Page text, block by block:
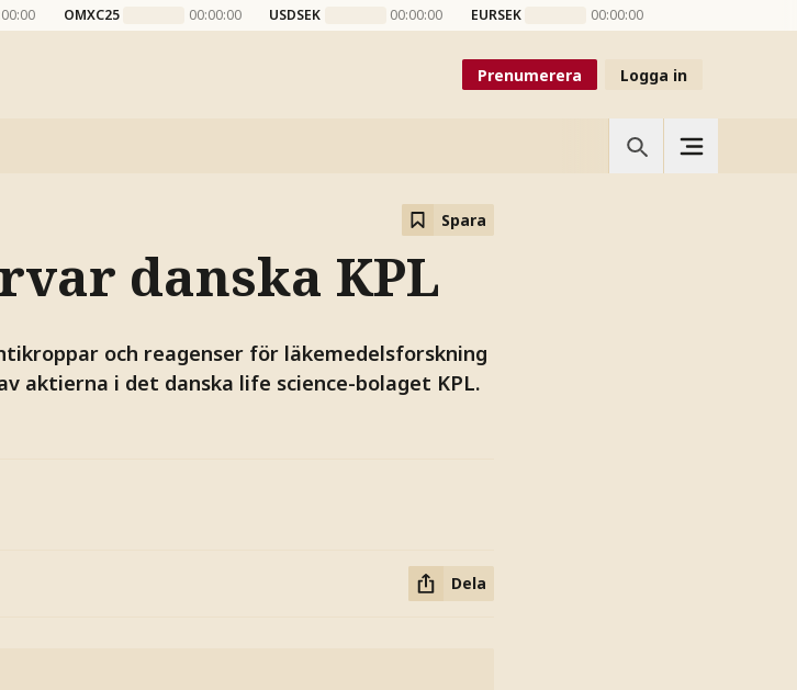
OMXC25 00:00:00 USDSEK 00:00:00 EURSEK 00:00:00
Prenumerera Logga in
Spara
danska KPL
och reagenser för läkemedelsforskning
aktierna i det danska life science-bolaget KPL.
Dela